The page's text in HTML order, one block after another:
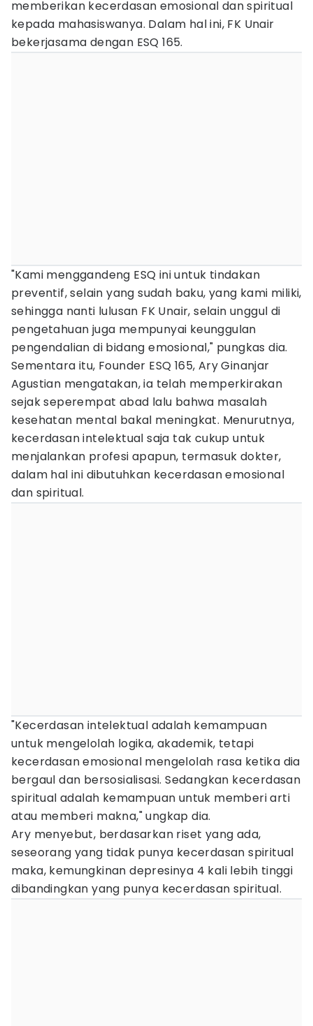
memberikan kecerdasan emosional dan spiritual
kepada mahasiswanya. Dalam hal ini, FK Unair
bekerjasama dengan ESQ 165.
"Kami menggandeng ESQ ini untuk tindakan
preventif, selain yang sudah baku, yang kami miliki,
sehingga nanti lulusan FK Unair, selain unggul di
pengetahuan juga mempunyai keunggulan
pengendalian di bidang emosional," pungkas dia.
Sementara itu, Founder ESQ 165, Ary Ginanjar
Agustian mengatakan, ia telah memperkirakan
sejak seperempat abad lalu bahwa masalah
kesehatan mental bakal meningkat. Menurutnya,
kecerdasan intelektual saja tak cukup untuk
menjalankan profesi apapun, termasuk dokter,
dalam hal ini dibutuhkan kecerdasan emosional
dan spiritual.
"Kecerdasan intelektual adalah kemampuan
untuk mengelolah logika, akademik, tetapi
kecerdasan emosional mengelolah rasa ketika dia
bergaul dan bersosialisasi. Sedangkan kecerdasan
spiritual adalah kemampuan untuk memberi arti
atau memberi makna," ungkap dia.
Ary menyebut, berdasarkan riset yang ada,
seseorang yang tidak punya kecerdasan spiritual
maka, kemungkinan depresinya 4 kali lebih tinggi
dibandingkan yang punya kecerdasan spiritual.